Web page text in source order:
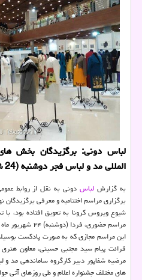
لباس دونی: برگزیدگان بخش
المللی مد و لباس فجر دوشنبه (24 شهریور ماه) معرفی می گردند.
به گزارش لباسدونی به نقل از روابط
برگزاری مراسم اختتامیه و معرفی برگزیدگان
شیوع ویروس کرونا به تعویق افتاده بود،
مراسم حضوری، فردا (دوشنبه) ۲۴ شهریور ماه به صورت مجازی برگزار می گردد.
این مراسم مجازی که به صورت پادکست
قرائت پیام سید مجتبی حسینی، معاون
مرضیه شفاپور دبیر کارگروه ساماندهی
های مختلف جشنواره اعلام و طی روزهای آتی